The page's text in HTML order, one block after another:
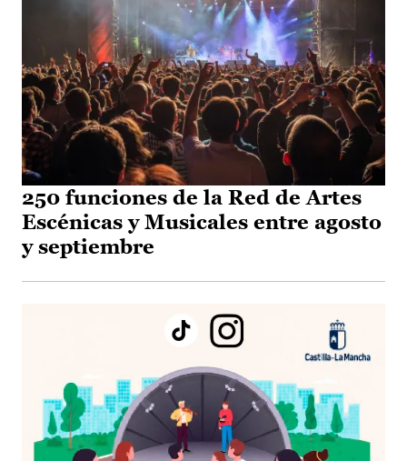
250 funciones de la Red de Artes
Escénicas y Musicales entre agosto
y septiembre